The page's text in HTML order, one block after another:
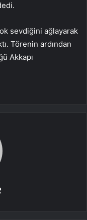
sevdiğini ağlayarak
Törenin ardından
Akkapı